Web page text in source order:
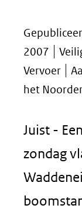
2007
Vervoer
het
Juist -
zondag